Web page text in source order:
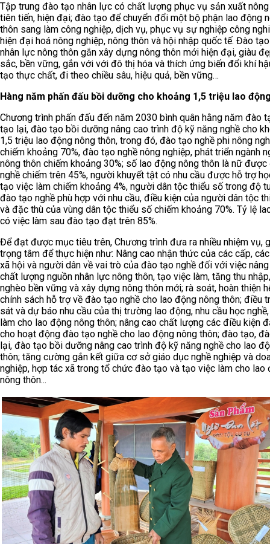
Tập trung đào tạo nhân lực có chất lượng phục vụ sản xuất
tiên tiến, hiện đại; đào tạo để chuyển đổi một bộ phận lao động
thôn sang làm công nghiệp, dịch vụ, phục vụ sự nghiệp công
hiện đại hoá nông nghiệp, nông thôn và hội nhập quốc tế. Đào
nhân lực nông thôn gắn xây dựng nông thôn mới hiện đại, giàu
sắc, bền vững, gắn với với đô thị hóa và thích ứng biến đổi khí
tạo thực chất, đi theo chiều sâu, hiệu quả, bền vững…
Hàng năm phấn đấu bồi dưỡng cho khoảng 1,5 triệu lao
Chương trình phấn đấu đến năm 2030 bình quân hằng năm đào
tạo lại, đào tạo bồi dưỡng nâng cao trình độ kỹ năng nghề cho
1,5 triệu lao động nông thôn, trong đó, đào tạo nghề phi nông
chiếm khoảng 70%, đào tạo nghề nông nghiệp, phát triển ngành
nông thôn chiếm khoảng 30%; số lao động nông thôn là nữ
nghề chiếm trên 45%, người khuyết tật có nhu cầu được hỗ trợ
tạo việc làm chiếm khoảng 4%, người dân tộc thiểu số trong độ
đào tạo nghề phù hợp với nhu cầu, điều kiện của người dân tộc
và đặc thù của vùng dân tộc thiểu số chiếm khoảng 70%. Tỷ lệ
có việc làm sau đào tạo đạt trên 85%.
Để đạt được mục tiêu trên, Chương trình đưa ra nhiều nhiệm vụ,
trọng tâm để thực hiện như: Nâng cao nhận thức của các cấp,
xã hội và người dân về vai trò của đào tạo nghề đối với việc
chất lượng nguồn nhân lực nông thôn, tạo việc làm, tăng thu
nghèo bền vững và xây dựng nông thôn mới; rà soát, hoàn thiện
chính sách hỗ trợ về đào tạo nghề cho lao động nông thôn; điều
sát và dự báo nhu cầu của thị trường lao động, nhu cầu học
làm cho lao động nông thôn; nâng cao chất lượng các điều kiện
cho hoạt động đào tạo nghề cho lao động nông thôn; đào tạo,
lại, đào tạo bồi dưỡng nâng cao trình độ kỹ năng nghề cho lao
thôn; tăng cường gắn kết giữa cơ sở giáo dục nghề nghiệp và
nghiệp, hợp tác xã trong tổ chức đào tạo và tạo việc làm cho lao
nông thôn...